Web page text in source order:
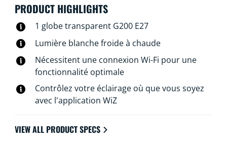
détendre ou au contraire vous concentrer sur quelque
chose ? Choisissez une lumière blanche plus ou moins
d'allumage et d'extinction de vos lampes pour la
semaine ou selon un jour précis, et commander le
système via votre smartphone ou à la voix. Vous pouvez
même y accéder à distance. Pas besoin de matériel
spécial : les lampes WiZ se connectent directement au
PRODUCT HIGHLIGHTS
1 globe transparent G200 E27
Lumière blanche froide à chaude
Nécessitent une connexion Wi-Fi pour une
fonctionnalité optimale
Contrôlez votre éclairage où que vous soyez
avec l'application WiZ
VIEW ALL PRODUCT SPECS